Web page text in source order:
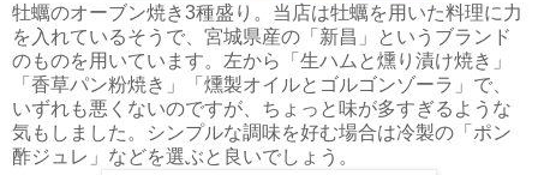
牡蠣のオーブン焼き3種盛り。当店は牡蠣を用いた料理に力
を入れているそうで、宮城県産の「新昌」というブランド
のものを用いています。左から「生ハムと燻り漬け焼き」
「香草パン粉焼き」「燻製オイルとゴルゴンゾーラ」で、
いずれも悪くないのですが、ちょっと味が多すぎるような
気もしました。シンプルな調味を好む場合は冷製の「ポン
酢ジュレ」などを選ぶと良いでしょう。